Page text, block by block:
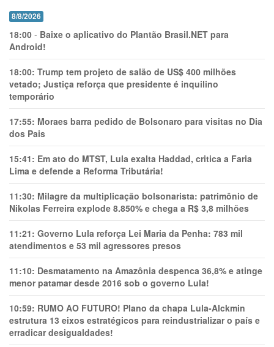
8/8/2026
18:00 - Baixe o aplicativo do Plantão Brasil.NET para
Android!
18:00: Trump tem projeto de salão de US$ 400 milhões
vetado; Justiça reforça que presidente é inquilino
temporário
17:55: Moraes barra pedido de Bolsonaro para visitas no Dia
dos Pais
15:41: Em ato do MTST, Lula exalta Haddad, critica a Faria
Lima e defende a Reforma Tributária!
11:30: Milagre da multiplicação bolsonarista: patrimônio de
Nikolas Ferreira explode 8.850% e chega a R$ 3,8 milhões
11:21: Governo Lula reforça Lei Maria da Penha: 783 mil
atendimentos e 53 mil agressores presos
11:10: Desmatamento na Amazônia despenca 36,8% e atinge
menor patamar desde 2016 sob o governo Lula!
10:59: RUMO AO FUTURO! Plano da chapa Lula-Alckmin
estrutura 13 eixos estratégicos para reindustrializar o país e
erradicar desigualdades!